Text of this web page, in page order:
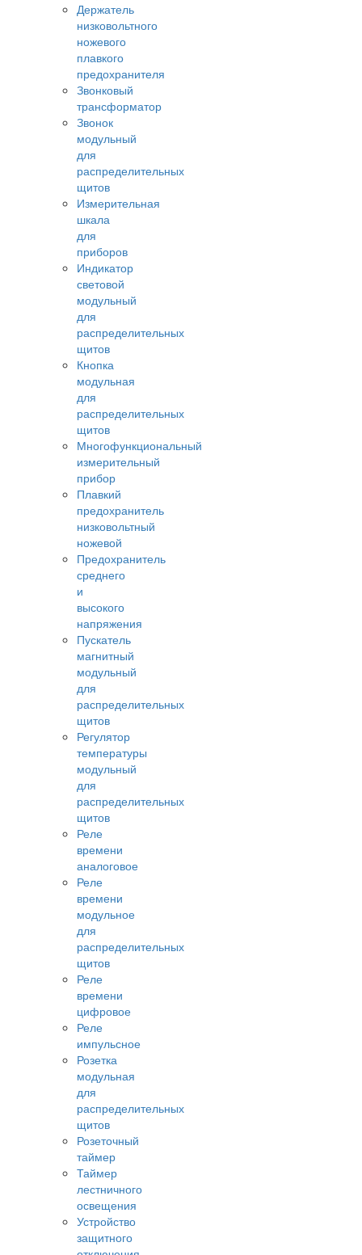
Держатель
низковольтного
ножевого
плавкого
предохранителя
Звонковый
трансформатор
Звонок
модульный
для
распределительных
щитов
Измерительная
шкала
для
приборов
Индикатор
световой
модульный
для
распределительных
щитов
Кнопка
модульная
для
распределительных
щитов
Многофункциональный
измерительный
прибор
Плавкий
предохранитель
низковольтный
ножевой
Предохранитель
среднего
и
высокого
напряжения
Пускатель
магнитный
модульный
для
распределительных
щитов
Регулятор
температуры
модульный
для
распределительных
щитов
Реле
времени
аналоговое
Реле
времени
модульное
для
распределительных
щитов
Реле
времени
цифровое
Реле
импульсное
Розетка
модульная
для
распределительных
щитов
Розеточный
таймер
Таймер
лестничного
освещения
Устройство
защитного